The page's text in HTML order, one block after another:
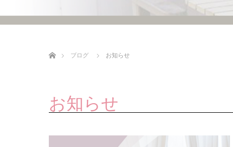
ブログ
お知らせ
お知らせ